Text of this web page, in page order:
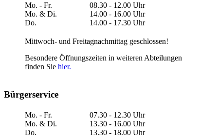
Mo. - Fr.
Mo. & Di.
Do.
08.30 - 12.00 Uhr
14.00 - 16.00 Uhr
14.00 - 17.30 Uhr
Mittwoch- und Freitagnachmittag geschlossen!
Besondere Öffnungszeiten in weiteren Abteilungen
finden Sie hier.
Bürgerservice
Mo. - Fr.
Mo. & Di.
Do.
07.30 - 12.30 Uhr
13.30 - 16.00 Uhr
13.30 - 18.00 Uhr